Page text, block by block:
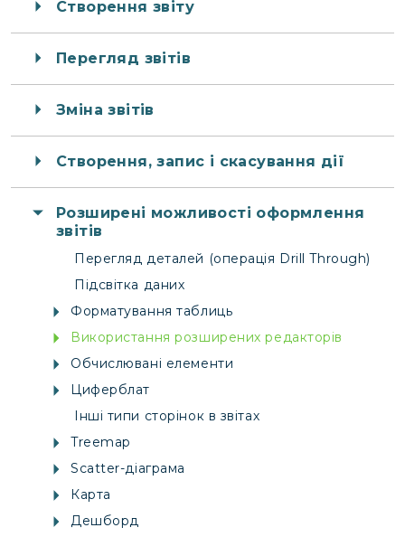
Створення звіту
Перегляд звітів
Зміна звітів
Створення, запис і скасування дії
Розширені можливості оформлення
звітів
Перегляд деталей (операція Drill Through)
Підсвітка даних
Форматування таблиць
Використання розширених редакторів
Обчислювані елементи
Циферблат
Інші типи сторінок в звітах
Treemap
Scatter-діаграма
Карта
Дешборд